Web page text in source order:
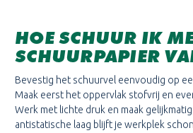
HOE SCHUUR IK
SCHUURPAPIER
Bevestig het schuurvel eenvoudig op
Maak eerst het oppervlak stofvrij en
Werk met lichte druk en maak
antistatische laag blijft je werkplek